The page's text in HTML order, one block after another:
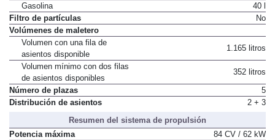
Gasolina
40 l
Filtro de partículas
No
Volúmenes de maletero
Volumen con una fila de
asientos disponible
1.165 litros
Volumen mínimo con dos filas
de asientos disponibles
352 litros
Número de plazas
5
Distribución de asientos
2 + 3
Resumen del sistema de propulsión
Potencia máxima
84 CV / 62 kW